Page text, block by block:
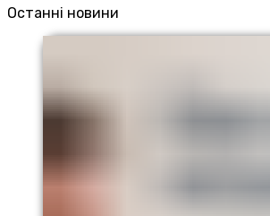
Останні новини